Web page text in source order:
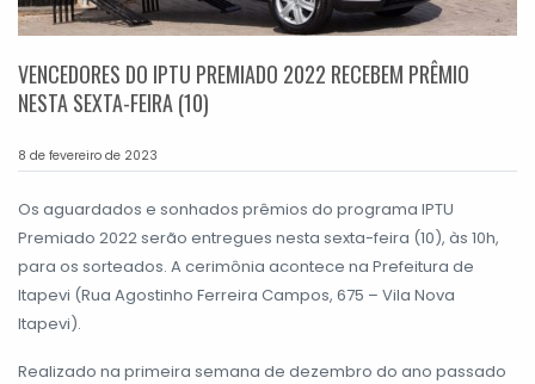
VENCEDORES DO IPTU PREMIADO 2022 RECEBEM PRÊMIO
NESTA SEXTA-FEIRA (10)
8 de fevereiro de 2023
Os aguardados e sonhados prêmios do programa IPTU
Premiado 2022 serão entregues nesta sexta-feira (10), às 10h,
para os sorteados. A cerimônia acontece na Prefeitura de
Itapevi (Rua Agostinho Ferreira Campos, 675 – Vila Nova
Itapevi).
Realizado na primeira semana de dezembro do ano passado